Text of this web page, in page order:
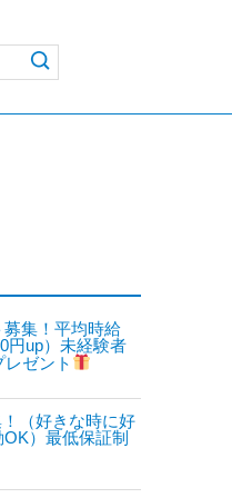
集！平均時給
円up）未経験者
ゼント
（好きな時に好
）最低保証制